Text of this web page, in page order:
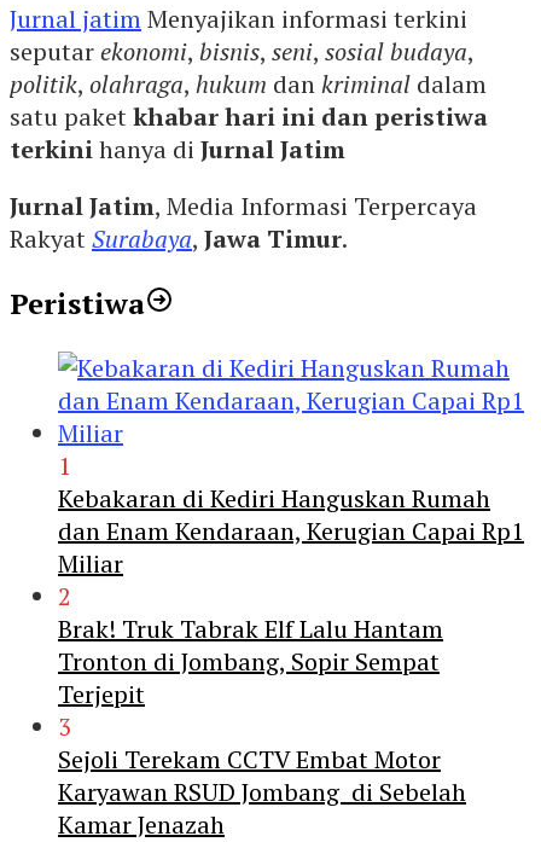
Jurnal jatimMenyajikan informasi terkini
seputarekonomi, bisnis, seni, sosial budaya,
politik, olahraga, hukum dankriminal dalam
satu paketkhabar hari ini dan peristiwa
terkinihanya di Jurnal Jatim
Jurnal Jatim, Media Informasi Terpercaya
RakyatSurabaya, Jawa Timur.
Peristiwa
1
Kebakaran di Kediri Hanguskan Rumah
dan Enam Kendaraan, Kerugian Capai Rp1
Miliar
2
Brak! Truk Tabrak Elf Lalu Hantam
Tronton di Jombang, Sopir Sempat
Terjepit
3
Sejoli Terekam CCTV Embat Motor
Karyawan RSUD Jombang di Sebelah
Kamar Jenazah